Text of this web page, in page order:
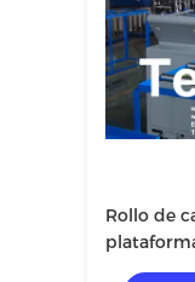
Rollo de
forma la